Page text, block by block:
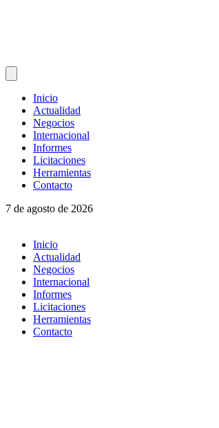
Inicio
Actualidad
Negocios
Internacional
Informes
Licitaciones
Herramientas
Contacto
7 de agosto de 2026
Inicio
Actualidad
Negocios
Internacional
Informes
Licitaciones
Herramientas
Contacto